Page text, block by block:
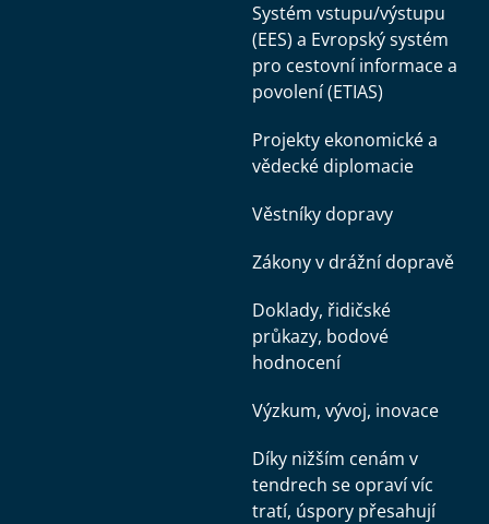
Systém vstupu/výstupu
(EES) a Evropský systém
pro cestovní informace a
povolení (ETIAS)
Projekty ekonomické a
vědecké diplomacie
Věstníky dopravy
Zákony v drážní dopravě
Doklady, řidičské
průkazy, bodové
hodnocení
Výzkum, vývoj, inovace
Díky nižším cenám v
tendrech se opraví víc
tratí, úspory přesahují